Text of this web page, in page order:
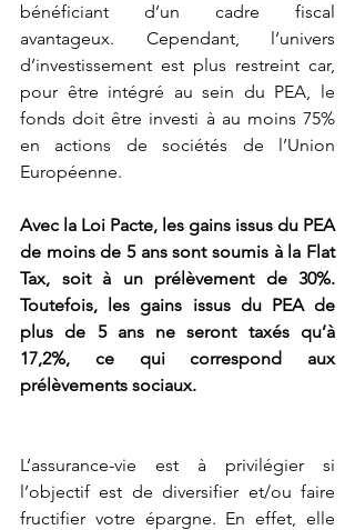
bénéficiant d’un cadre fiscal
avantageux. Cependant, l’univers
d’investissement est plus restreint car,
pour être intégré au sein du PEA, le
fonds doit être investi à au moins 75%
en actions de sociétés de l’Union
Européenne.
Avec la Loi Pacte, les gains issus du PEA
de moins de 5 ans sont soumis à la Flat
Tax, soit à un prélèvement de 30%.
Toutefois, les gains issus du PEA de
plus de 5 ans ne seront taxés qu’à
17,2%, ce qui correspond aux
prélèvements sociaux.
L’assurance-vie est à privilégier si
l’objectif est de diversifier et/ou faire
fructifier votre épargne. En effet, elle